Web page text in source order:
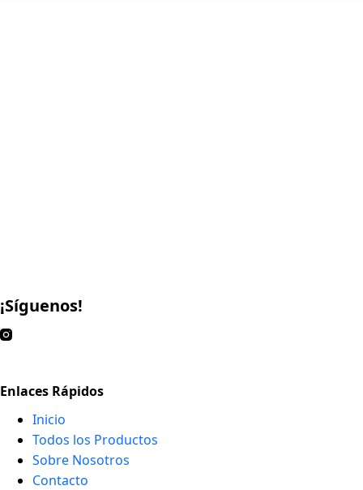
¡Síguenos!
Enlaces Rápidos
Inicio
Todos los Productos
Sobre Nosotros
Contacto